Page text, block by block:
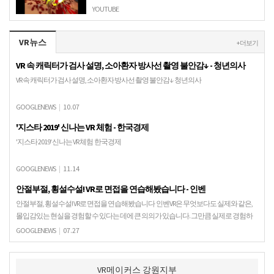
YOUTUBE
VR뉴스 + 더보기
VR 속 캐릭터가 검사 설명, 소아환자 방사선 촬영 불안감↓ - 청년의사
VR 속 캐릭터가 검사 설명, 소아환자 방사선 촬영 불안감↓ 청년의사
GOOGLENEWS | 10.07
'지스타 2019' 신나는 VR 체험 - 한국경제
'지스타 2019' 신나는 VR 체험 한국경제
GOOGLENEWS | 11.14
안절부절, 횡설수설! VR로 면접을 연습해봤습니다 - 인벤
안절부절, 횡설수설! VR로 면접을 연습해봤습니다 인벤VR은 무엇보다도 실제와 같은,
몰입감있는 현실을 경험할 수 있다는 데에 큰 의의가 있습니다. 그만큼 실제로 경험하
기 위해서는 많은 비용이 들거나, 위험한 일들…
GOOGLENEWS | 07.27
VR메이커스 강원지부